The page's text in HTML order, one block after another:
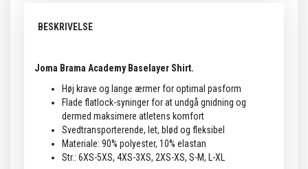
BESKRIVELSE
Joma Brama Academy Baselayer Shirt.
Høj krave og lange ærmer for optimal pasform
Flade flatlock-syninger for at undgå gnidning og
dermed maksimere atletens komfort
Svedtransporterende, let, blød og fleksibel
Materiale: 90% polyester, 10% elastan
Str.: 6XS-5XS, 4XS-3XS, 2XS-XS, S-M, L-XL